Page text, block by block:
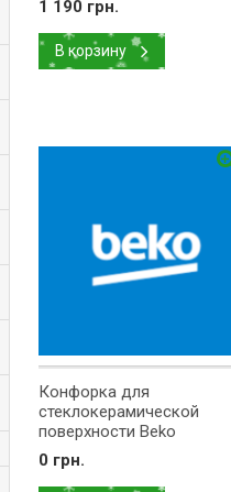
1 190 грн.
В корзину
Конфорка для
стеклокерамической
поверхности Beko
D=210/120mm 2200/750W
162926011
0 грн.